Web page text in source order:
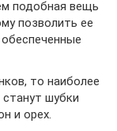
подобная вещь
позволить ее
то наиболее
шубки
и орех.